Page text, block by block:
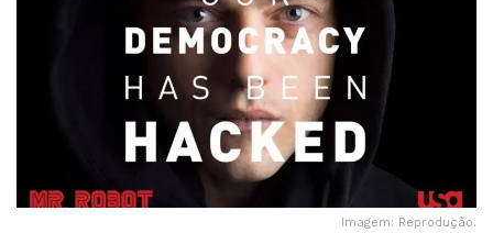
Imagem: Reprodução.